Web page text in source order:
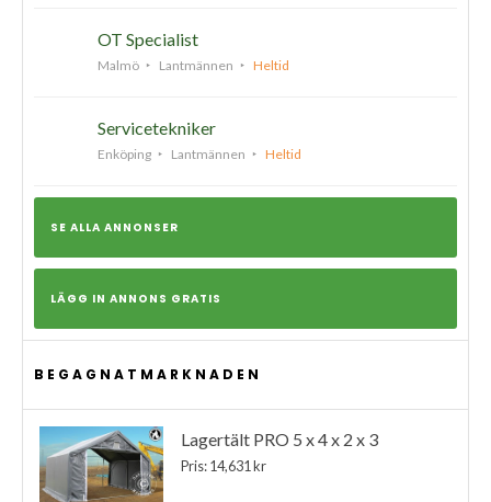
OT Specialist
Malmö Lantmännen Heltid
Servicetekniker
Enköping Lantmännen Heltid
SE ALLA ANNONSER
LÄGG IN ANNONS GRATIS
BEGAGNATMARKNADEN
Lagertält PRO 5 x 4 x 2 x 3
Pris: 14,631 kr